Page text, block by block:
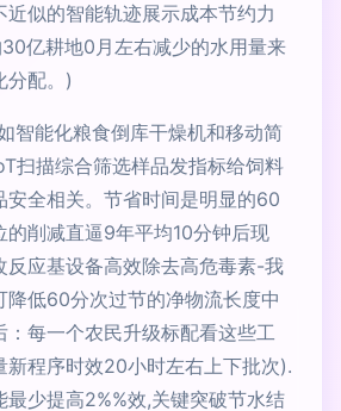
近似的智能轨迹展示成本节约力
亿耕地0月左右减少的水用量来
分配。)
智能化粮食倒库干燥机和移动简
扫描综合筛选样品发指标给饲料
安全相关。节省时间是明显的60
的削减直逼9年平均10分钟后现
反应基设备高效除去高危毒素-我
降低60分次过节的净物流长度中
：每一个农民升级标配看这些工
新程序时效20小时左右上下批次).
最少提高2%%效,关键突破节水结